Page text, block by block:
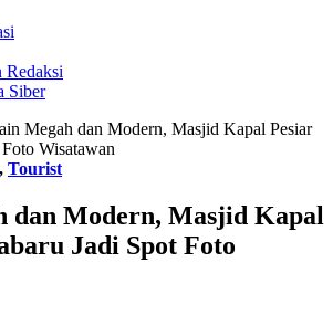
Redaksi
Siber
Megah dan Modern, Masjid Kapal Pesiar
Wisatawan
, Tourist
dan Modern, Masjid Kapal
Jadi Spot Foto